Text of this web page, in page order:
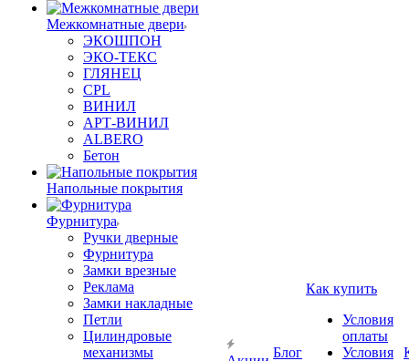
Межкомнатные двери
ЭКОШПОН
ЭКО-ТЕКС
ГЛЯНЕЦ
CPL
ВИНИЛ
АРТ-ВИНИЛ
ALBERO
Бетон
Напольные покрытия
Фурнитура
Ручки дверные
Фурнитура
Замки врезные
Реклама
Замки накладные
Петли
Цилиндровые
механизмы
Блог
Как купить
Условия
оплаты
Условия